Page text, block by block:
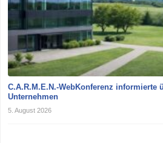
C.A.R.M.E.N.-WebKonferenz informierte
Unternehmen
5. August 2026